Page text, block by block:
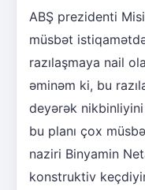
ABŞ prezidenti
müsbət
razılaşmaya nail
əminəm ki, bu
deyərək
bu planı çox
naziri Binyamin
konstruktiv